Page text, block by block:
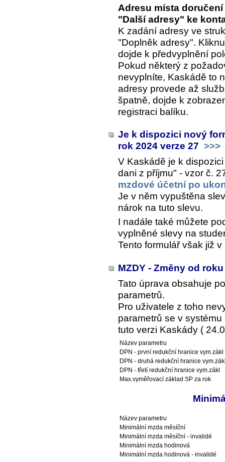
Adresu místa
"Další adresy" ke
K zadání adresy ve
"Doplněk adresy".
dojde k předvyplnění
Pokud některý z
nevyplníte, Kaskádě to
adresy provede až
špatně, dojde k
registraci balíku.
Je k dispozici nový
rok 2024 verze 27 >>>
V Kaskádě je k
dani z příjmu" - vzor č.
mzdové účetní po
Je v něm vypuštěna
nárok na tuto slevu.
I nadále také můžete
vyplněné slevy na
Tento formulář však již
MZDY - Změny od
Tato úprava obsahuje
parametrů.
Pro uživatele z toho
parametrů se v
tuto verzi Kaskády (
Název parametru
DPN - první redukční hranice vym.zákl
DPN - druhá redukční hranice
DPN - třetí redukční hranice vym.zákl
Max.vyměřovací základ SP za rok
Název parametru
Minimální mzda měsíční
Minimální mzda měsíční - invalidé
Minimální mzda hodinová
Minimální mzda hodinová - invalidé